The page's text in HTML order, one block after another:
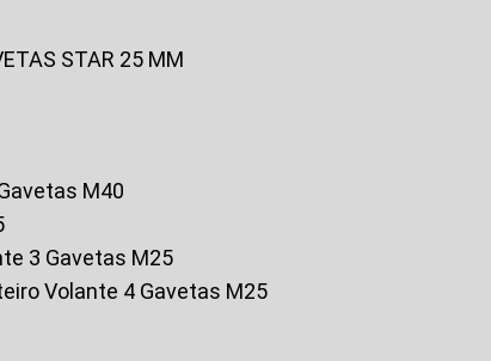
STAR 25 MM
M40
3 Gavetas M25
Volante 4 Gavetas M25